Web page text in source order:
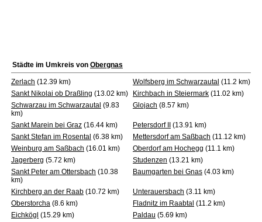
Städte im Umkreis von Obergnas
Zerlach (12.39 km) Wolfsberg im Schwarzautal (11.2 km)
Sankt Nikolai ob Draßling (13.02 km) Kirchbach in Steiermark (11.02 km)
Schwarzau im Schwarzautal (9.83
km)
Glojach (8.57 km)
Sankt Marein bei Graz (16.44 km) Petersdorf II
(13.91 km)
Sankt Stefan im Rosental (6.38 km) Mettersdorf am Saßbach (11.12 km)
Weinburg am Saßbach (16.01 km) Oberdorf am Hochegg (11.1 km)
Jagerberg (5.72 km) Studenzen (13.21 km)
Sankt Peter am Ottersbach (10.38
km)
Baumgarten bei Gnas (4.03 km)
Kirchberg an der Raab (10.72 km) Unterauersbach (3.11 km)
Oberstorcha (8.6 km) Fladnitz im Raabtal (11.2 km)
Eichkögl (15.29 km) Paldau (5.69 km)